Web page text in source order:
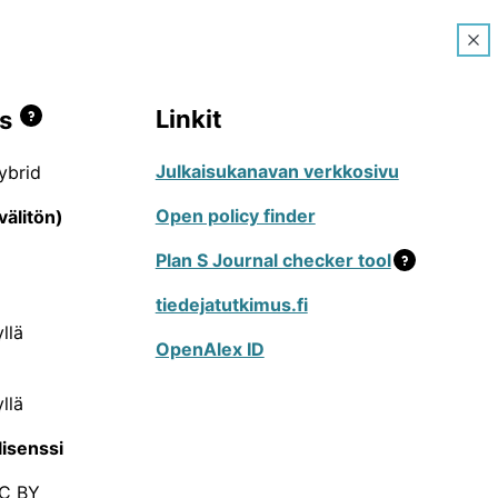
tarkoitettu palvelu, jossa voi
toimivien tutkijoiden käyttämät
uusien julkaisukanavien lisäämistä tai
kuvailutietoihin. Hakujen tekeminen on
tekeminen vaatii
valikosta, jonka kautta voi
JUFO-portaalin käyttöön löydät
BY
Linkit
Julkaisukanavan verkkosivu
Open policy finder
Plan S Journal checker tool
tiedejatutkimus.fi
OpenAlex ID